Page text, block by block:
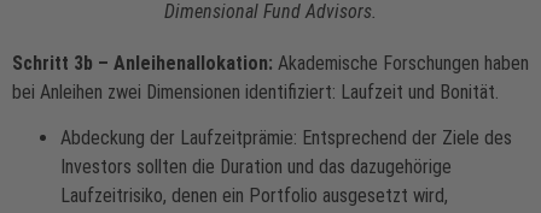
Dimensional Fund Advisors.
Schritt 3b – Anleihenallokation: Akademische Forschungen haben
bei Anleihen zwei Dimensionen identifiziert: Laufzeit und Bonität.
Abdeckung der Laufzeitprämie: Entsprechend der Ziele des
Investors sollten die Duration und das dazugehörige
Laufzeitrisiko, denen ein Portfolio ausgesetzt wird,